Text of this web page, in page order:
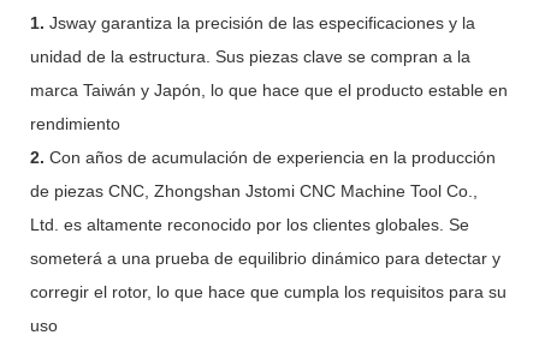
1. Jsway garantiza la precisión de las especificaciones y la
unidad de la estructura. Sus piezas clave se compran a la
marca Taiwán y Japón, lo que hace que el producto estable en
rendimiento
2. Con años de acumulación de experiencia en la producción
de piezas CNC, Zhongshan Jstomi CNC Machine Tool Co.,
Ltd. es altamente reconocido por los clientes globales. Se
someterá a una prueba de equilibrio dinámico para detectar y
corregir el rotor, lo que hace que cumpla los requisitos para su
uso